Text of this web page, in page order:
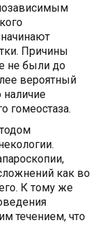
Причины
не были до
вероятный
наличие
гомеостаза.
как во
К тому же
течением, что